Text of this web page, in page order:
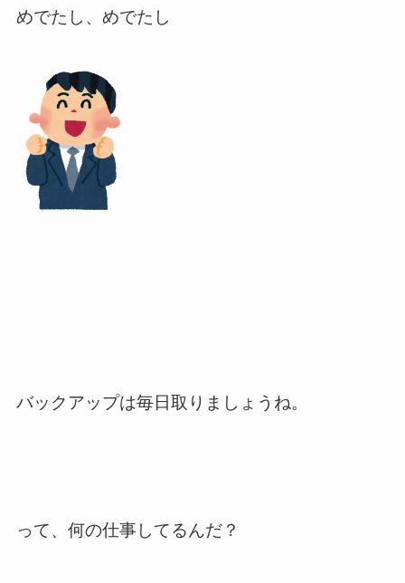
めでたし、めでたし
バックアップは毎日取りましょうね。
って、何の仕事してるんだ？